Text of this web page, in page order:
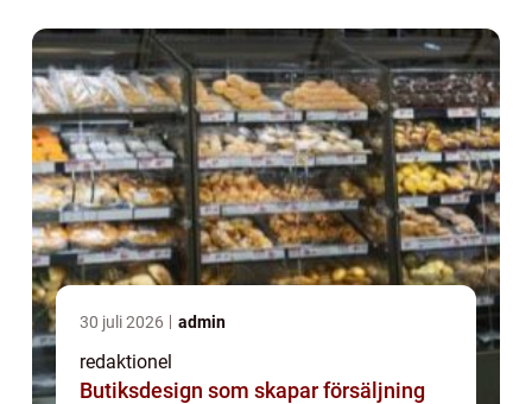
30 juli 2026 admin
redaktionel
Butiksdesign som skapar försäljning